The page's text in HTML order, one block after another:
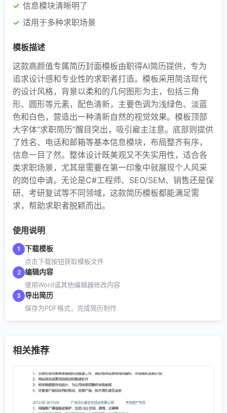
信息模块清晰明了
适用于多种求职场景
模板描述
这款高颜值专属简历封面模板由职得AI简历提供，专为
追求设计感和专业性的求职者打造。模板采用简洁现代
的设计风格，背景以柔和的几何图形为主，包括三角
形、圆形等元素，配色清新，主要色调为浅绿色、淡蓝
色和白色，营造出一种清新自然的视觉效果。模板顶部
大字体“求职简历”醒目突出，吸引雇主注意。底部则提供
了姓名、电话和邮箱等基本信息模块，布局整齐有序，
信息一目了然。整体设计既美观又不失实用性，适合各
类求职场景，尤其是需要在第一印象中就展现个人风采
的岗位申请。无论是C#工程师、SEO/SEM、销售还是保
研、考研复试等不同领域，这款简历模板都能满足需
求，帮助求职者脱颖而出。
使用说明
1 下载模板
点击下载按钮获取模板文件
2 编辑内容
使用Word或其他编辑器修改内容
3 导出简历
保存为PDF格式，完成简历制作
相关推荐